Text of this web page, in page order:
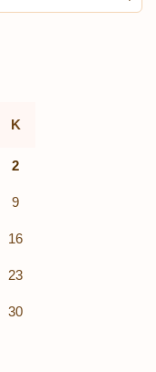
Κ
2
9
16
23
30